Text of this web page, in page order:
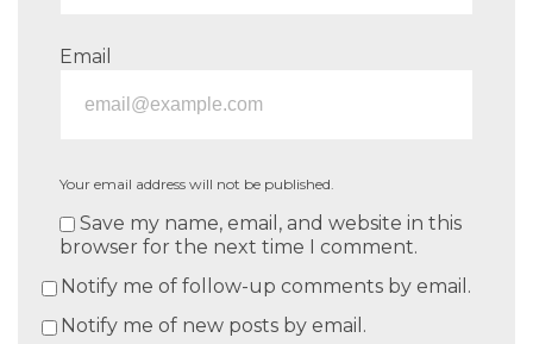
Email
Your email address will not be published.
Save my name, email, and website in this
browser for the next time I comment.
Notify me of follow-up comments by email.
Notify me of new posts by email.